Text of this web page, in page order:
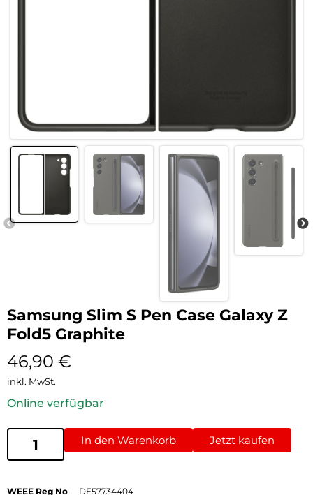
Samsung Slim S Pen Case Galaxy Z
Fold5 Graphite
46,90 €
inkl. MwSt.
Online verfügbar
In den Warenkorb Jetzt kaufen
WEEE Reg No
DE57734404